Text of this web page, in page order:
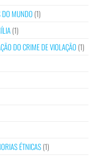
DO MUNDO (1)
(1)
DO CRIME DE VIOLAÇÃO (1)
ÉTNICAS(1)